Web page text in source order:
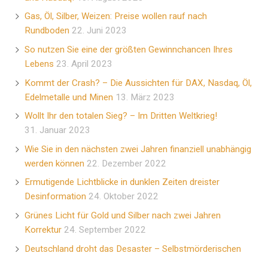
Gas, Öl, Silber, Weizen: Preise wollen rauf nach
Rundboden 22. Juni 2023
So nutzen Sie eine der größten Gewinnchancen Ihres
Lebens 23. April 2023
Kommt der Crash? – Die Aussichten für DAX, Nasdaq, Öl,
Edelmetalle und Minen 13. März 2023
Wollt Ihr den totalen Sieg? – Im Dritten Weltkrieg!
31. Januar 2023
Wie Sie in den nächsten zwei Jahren finanziell unabhängig
werden können 22. Dezember 2022
Ermutigende Lichtblicke in dunklen Zeiten dreister
Desinformation 24. Oktober 2022
Grünes Licht für Gold und Silber nach zwei Jahren
Korrektur 24. September 2022
Deutschland droht das Desaster – Selbstmörderischen